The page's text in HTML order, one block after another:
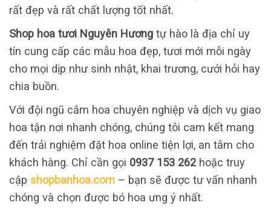
rất đẹp và rất chất lượng tốt nhất.
Shop hoa tươi Nguyên Hương tự hào là địa chỉ uy
tín cung cấp các mẫu hoa đẹp, tươi mới mỗi ngày
cho mọi dịp như sinh nhật, khai trương, cưới hỏi hay
chia buồn.
Với đội ngũ cắm hoa chuyên nghiệp và dịch vụ giao
hoa tận nơi nhanh chóng, chúng tôi cam kết mang
đến trải nghiệm đặt hoa online tiện lợi, an tâm cho
khách hàng. Chỉ cần gọi 0937 153 262 hoặc truy
cập shopbanhoa.com – bạn sẽ được tư vấn nhanh
chóng và chọn được bó hoa ưng ý nhất.